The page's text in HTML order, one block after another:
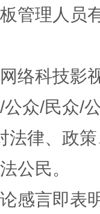
管理人员
络科技影
众/民众/
法律、政
公民。
感言即表